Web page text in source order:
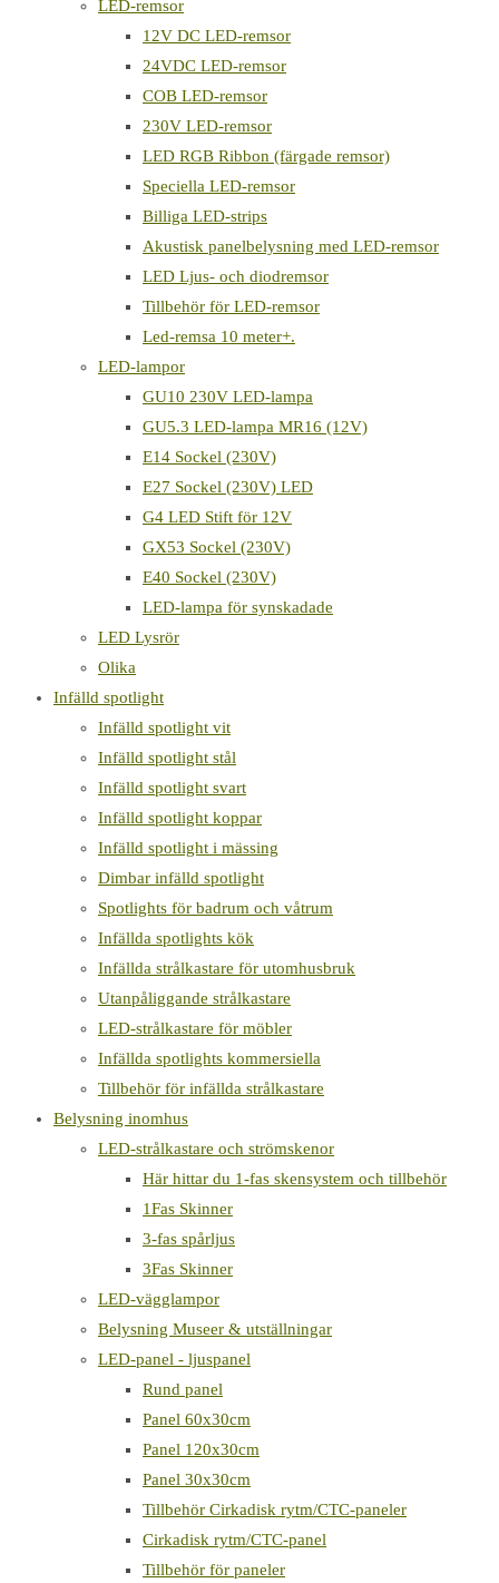
LED-remsor
12V DC LED-remsor
24VDC LED-remsor
COB LED-remsor
230V LED-remsor
LED RGB Ribbon (färgade remsor)
Speciella LED-remsor
Billiga LED-strips
Akustisk panelbelysning med LED-remsor
LED Ljus- och diodremsor
Tillbehör för LED-remsor
Led-remsa 10 meter+.
LED-lampor
GU10 230V LED-lampa
GU5.3 LED-lampa MR16 (12V)
E14 Sockel (230V)
E27 Sockel (230V) LED
G4 LED Stift för 12V
GX53 Sockel (230V)
E40 Sockel (230V)
LED-lampa för synskadade
LED Lysrör
Olika
Infälld spotlight
Infälld spotlight vit
Infälld spotlight stål
Infälld spotlight svart
Infälld spotlight koppar
Infälld spotlight i mässing
Dimbar infälld spotlight
Spotlights för badrum och våtrum
Infällda spotlights kök
Infällda strålkastare för utomhusbruk
Utanpåliggande strålkastare
LED-strålkastare för möbler
Infällda spotlights kommersiella
Tillbehör för infällda strålkastare
Belysning inomhus
LED-strålkastare och strömskenor
Här hittar du 1-fas skensystem och tillbehör
1Fas Skinner
3-fas spårljus
3Fas Skinner
LED-vägglampor
Belysning Museer & utställningar
LED-panel - ljuspanel
Rund panel
Panel 60x30cm
Panel 120x30cm
Panel 30x30cm
Tillbehör Cirkadisk rytm/CTC-paneler
Cirkadisk rytm/CTC-panel
Tillbehör för paneler